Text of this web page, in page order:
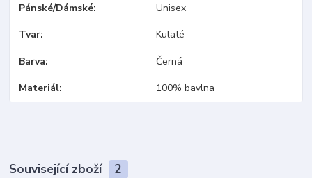
Pánské/Dámské Unisex
Tvar Kulaté
Barva Černá
Materiál 100% bavlna
Související zboží 2